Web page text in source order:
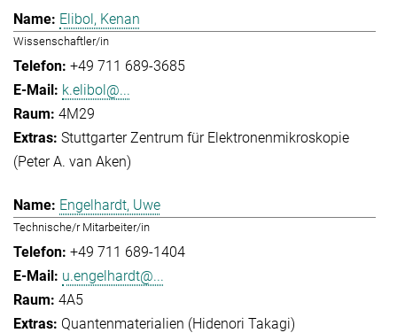
Elibol, Kenan
Wissenschaftler/in
+49 711 689-3685
k.elibol@...
4M29
Stuttgarter Zentrum für Elektronenmikroskopie
(Peter A. van Aken)
Engelhardt, Uwe
Technische/r Mitarbeiter/in
+49 711 689-1404
u.engelhardt@...
4A5
Quantenmaterialien (Hidenori Takagi)